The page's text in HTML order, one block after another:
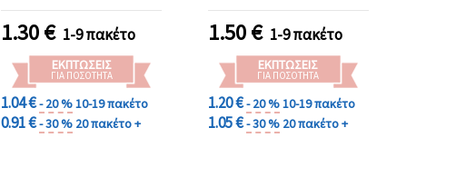
1.30€ 1-9 πακέτο
ΕΚΠΤΏΣΕΙΣ
ΓΙΑ ΠΟΣΌΤΗΤΑ
1.04 €- 20 %10-19 πακέτο
0.91 €- 30 % 20 πακέτο +
1.50€ 1-9 πακέτο
ΕΚΠΤΏΣΕΙΣ
ΓΙΑ ΠΟΣΌΤΗΤΑ
1.20 €- 20 %10-19 πακέτο
1.05 €- 30 % 20 πακέτο +